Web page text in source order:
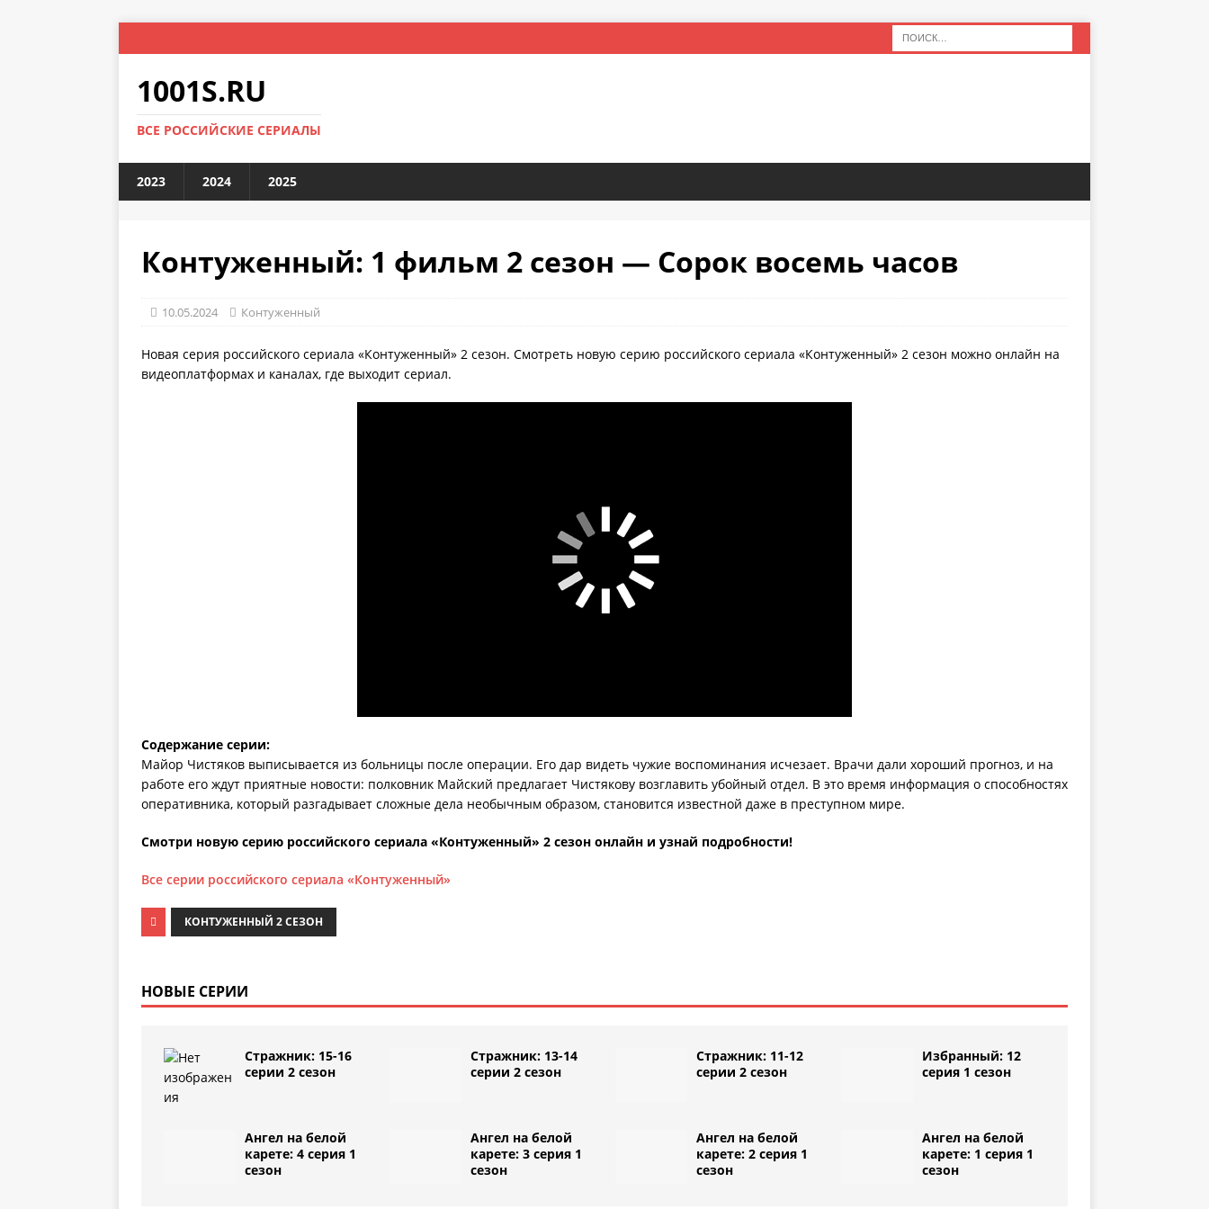
1001S.RU
ВСЕ РОССИЙСКИЕ СЕРИАЛЫ
2023 2024 2025
Контуженный: 1 фильм 2 сезон — Сорок восемь часов
10.05.2024 Контуженный
Новая серия российского сериала «Контуженный» 2 сезон. Смотреть новую серию российского сериала «Контуженный» 2 сезон можно онлайн на
видеоплатформах и каналах, где выходит сериал.
Содержание серии:
Майор Чистяков выписывается из больницы после операции. Его дар видеть чужие воспоминания исчезает. Врачи дали хороший прогноз, и на
работе его ждут приятные новости: полковник Майский предлагает Чистякову возглавить убойный отдел. В это время информация о способностях
оперативника, который разгадывает сложные дела необычным образом, становится известной даже в преступном мире.
Смотри новую серию российского сериала «Контуженный» 2 сезон онлайн и узнай подробности!
Все серии российского сериала «Контуженный»
КОНТУЖЕННЫЙ 2 СЕЗОН
НОВЫЕ СЕРИИ
Стражник: 15-16
серии 2 сезон
Стражник: 13-14
серии 2 сезон
Стражник: 11-12
серии 2 сезон
Избранный: 12
серия 1 сезон
Ангел на белой
карете: 4 серия 1
сезон
Ангел на белой
карете: 3 серия 1
сезон
Ангел на белой
карете: 2 серия 1
сезон
Ангел на белой
карете: 1 серия 1
сезон